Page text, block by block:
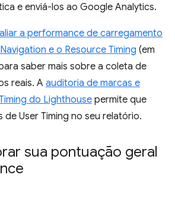
e enviá-los ao Google Analytics.
a performance de carregamento
e o Resource Timing (em
saber mais sobre a coleta de
reais. A auditoria de marcas e
do Lighthouse permite que
de User Timing no seu relatório.
sua pontuação geral